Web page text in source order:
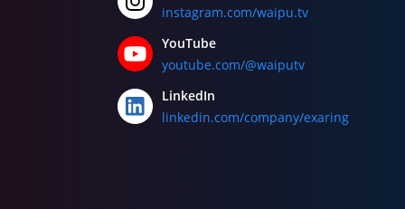
instagram.com/waipu.tv
YouTube
youtube.com/@waiputv
LinkedIn
linkedin.com/company/exaring